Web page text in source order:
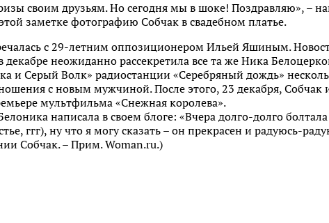
своим друзьям. Но сегодня мы в шоке! Поздравляю», –
заметке фотографию Собчак в свадебном платье.
с 29-летним оппозиционером Ильей Яшиным.
неожиданно рассекретила все та же Ника
и Серый Волк» радиостанции «Серебряный дождь»
с новым мужчиной. После этого, 23 декабря, Собчак
мультфильма «Снежная королева».
написала в своем блоге: «Вчера долго-долго
ггг), ну что я могу сказать – он прекрасен и радуюсь-
Собчак. – Прим. Woman.ru.)